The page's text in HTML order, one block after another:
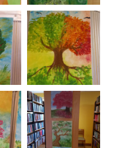
izstāde
"(R)adītPrieks)"
un sirdīs
12.06.2024.
ziedu pļavā –
24.05.2024.
pirmais